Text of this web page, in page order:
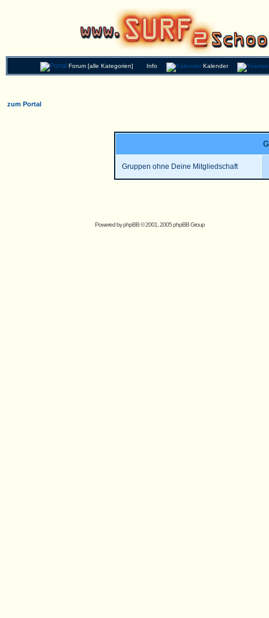
Forum [alle Kategorien] Info Kalender
zum Portal
Gruppen ohne Deine Mitgliedschaft
Powered byphpBB© 2001, 2005 phpBB Group